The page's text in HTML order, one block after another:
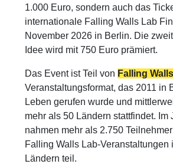
1.000 Euro, sondern auch das
internationale Falling Walls Lab
November 2026 in Berlin. Die
Idee wird mit 750 Euro prämiert.
Das Event ist Teil von Falling
Veranstaltungsformat, das 2011 in
Leben gerufen wurde und
mehr als 50 Ländern stattfindet. Im
nahmen mehr als 2.750
Falling Walls Lab-Veranstaltungen
Ländern teil.